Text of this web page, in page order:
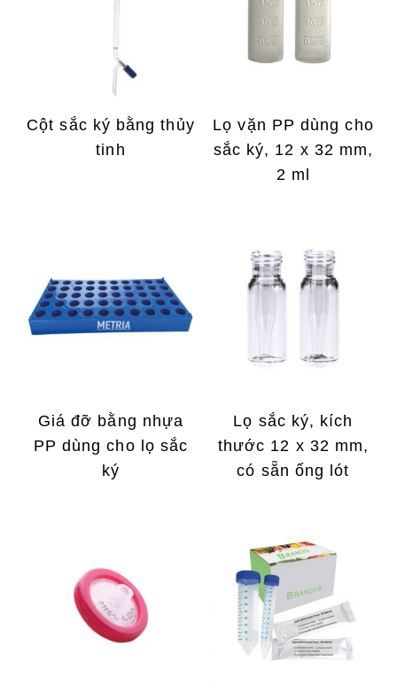
Cột sắc ký bằng thủy
tinh
Lọ vặn PP dùng cho
sắc ký, 12 x 32 mm,
2 ml
Giá đỡ bằng nhựa
PP dùng cho lọ sắc
ký
Lọ sắc ký, kích
thước 12 x 32 mm,
có sẵn ống lót